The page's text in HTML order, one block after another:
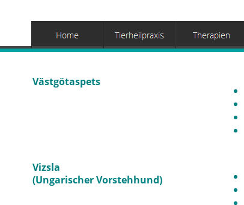
Västgötaspets
Vizsla
(Ungarischer Vorstehhund)